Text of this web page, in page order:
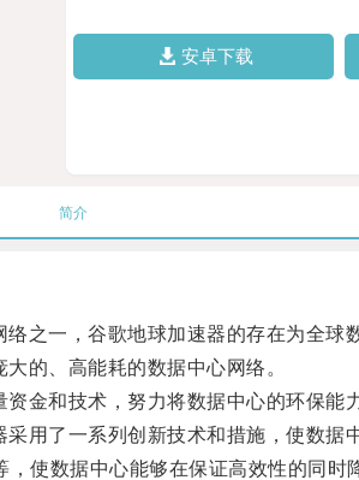
安卓下载
简介
一，谷歌地球加速器的存在为全球
的、高能耗的数据中心网络。
和技术，努力将数据中心的环保能力
了一系列创新技术和措施，使数据
使数据中心能够在保证高效性的同时